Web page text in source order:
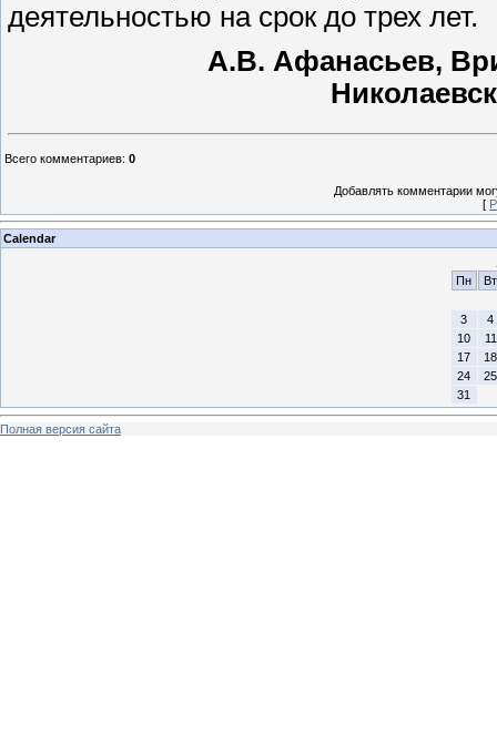
деятельностью на срок до трех лет.
А.В. Афанасьев,
Всего комментариев: 0
Добавлять комментарии
[
Calendar
Пн
Вт
3
4
10
11
17
18
24
25
31
Полная версия сайта